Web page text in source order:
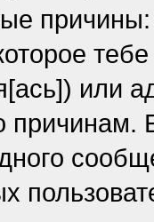
или
причинам.